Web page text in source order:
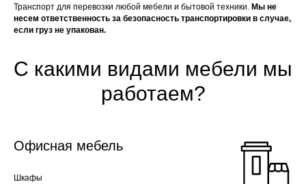
Транспорт для перевозки любой мебели и бытовой техники. Мы не
несем ответственность за безопасность транспортировки в случае,
если груз не упакован.
С какими видами мебели мы
работаем?
Офисная мебель
Шкафы